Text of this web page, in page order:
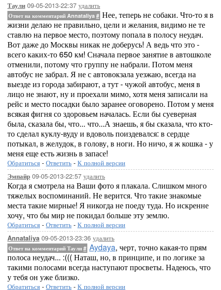
Таули 09-05-2013-22:37 удалить
Ответ на комментарий Annataliya # Нее, теперь не собаки. Что-то я в
жизни делаю не правильно, цели и желания, видимо не те
ставлю на первое место, поэтому попала в полосу неудач.
Вот даже до Москвы никак не доберусь! А ведь что это -
всего каких-то 650 км! Сначала первое занятие в автошколе
отменили, потому что группу не набрали. Потом меня
автобус не забрал. Я не с автовокзала уезжаю, всегда на
выезде из города забирают, а тут - чужой автобус, меня в
лицо не знают, ну и проехали мимо, хотя меня записали на
рейс и место посадки было заранее оговорено. Потом у меня
всякая фигня со здоровьем началась. Если бы суеверная
была, сказала бы, что... что...А знаешь, я бы сказала, что кто-
то сделал куклу-вуду и вдоволь поиздевался: в сердце
потыкал, в желудок, в голову, в ноги. Но ничо, я ж кошка - у
меня еще есть жизнь в запасе!
Обратиться - Ответить - К полной версии
Эмпайр 09-05-2013-22:57 удалить
Когда я смотрела на Ваши фото я плакала. Слишком много
тяжелых воспоминаний. Не верится. Что такие знакомые
места такие мирные! Я никогда не поеду туда. Но искренне
хочу, что бы мир не покидал больше эту землю.
Обратиться - Ответить - К полной версии
Annataliya 09-05-2013-23:36 удалить
Ответ на комментарий Таули # Aydaya, черт, точно какая-то прям
полоса неудач... :((( Наташ, но, в принципе, и по логике за
такими полосами всегда наступают просветы. Надеюсь, что
у тебя он уже близко.
Обратиться - Ответить - К полной версии